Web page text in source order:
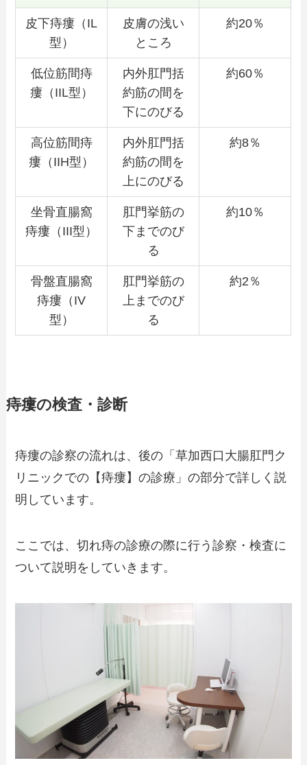
皮下痔瘻（IL
型）
皮膚の浅い
ところ
約20％
低位筋間痔
瘻（IIL型）
内外肛門括
約筋の間を
下にのびる
約60％
高位筋間痔
瘻（IIH型）
内外肛門括
約筋の間を
上にのびる
約8％
坐骨直腸窩
痔瘻（III型）
肛門挙筋の
下までのび
る
約10％
骨盤直腸窩
痔瘻（IV
型）
肛門挙筋の
上までのび
る
約2％
痔瘻の検査・診断
痔瘻の診察の流れは、後の「草加西口大腸肛門ク
リニックでの【痔瘻】の診療」の部分で詳しく説
明しています。
ここでは、切れ痔の診療の際に行う診察・検査に
ついて説明をしていきます。